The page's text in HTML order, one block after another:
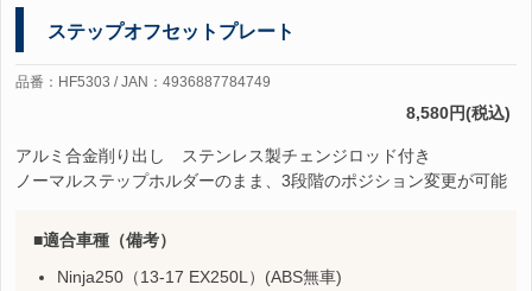
ステップオフセットプレート
品番：HF5303 / JAN：4936887784749
8,580円(税込)
アルミ合金削り出し ステンレス製チェンジロッド付き
ノーマルステップホルダーのまま、3段階のポジション変更が可能
適合車種（備考）
Ninja250（13-17 EX250L）(ABS無車)